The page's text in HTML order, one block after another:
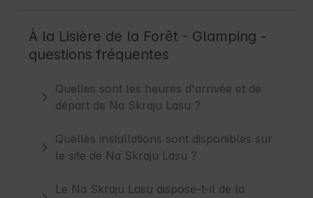
À la Lisière de la Forêt - Glamping -
questions fréquentes
Quelles sont les heures d'arrivée et de
départ de Na Skraju Lasu ?
Quelles installations sont disponibles sur
le site de Na Skraju Lasu ?
Le Na Skraju Lasu dispose-t-il de la